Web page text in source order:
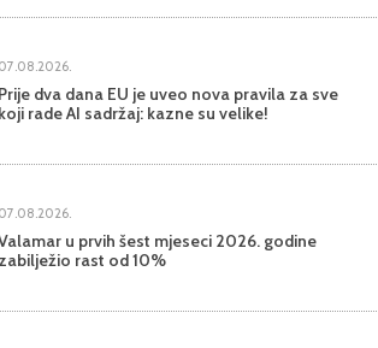
07.08.2026.
Prije dva dana EU je uveo nova pravila za sve
koji rade AI sadržaj: kazne su velike!
07.08.2026.
u prvih šest mjeseci 2026. godine
zabilježio rast od 10%